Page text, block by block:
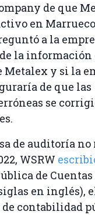
de que
en
a la
la información
Metalex y si la
de que las
se
de auditoría no
WSRW
de Cuentas
en inglés),
contabilidad